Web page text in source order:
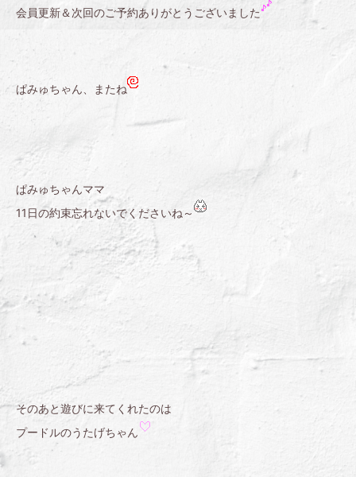
会員更新＆次回のご予約ありがとうございました
ぱみゅちゃん、またね
ぱみゅちゃんママ
11日の約束忘れないでくださいね～
そのあと遊びに来てくれたのは
プードルのうたげちゃん